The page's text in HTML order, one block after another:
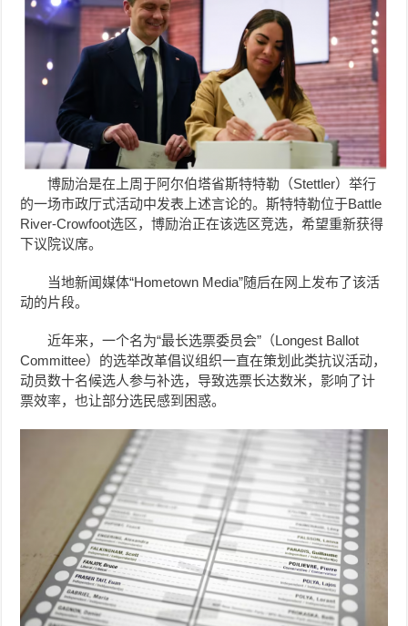
博励治是在上周于阿尔伯塔省斯特特勒（Stettler）举行
的一场市政厅式活动中发表上述言论的。斯特特勒位于Battle
River-Crowfoot选区，博励治正在该选区竞选，希望重新获得
下议院议席。
当地新闻媒体“Hometown Media”随后在网上发布了该活
动的片段。
近年来，一个名为“最长选票委员会”（Longest Ballot
Committee）的选举改革倡议组织一直在策划此类抗议活动，
动员数十名候选人参与补选，导致选票长达数米，影响了计
票效率，也让部分选民感到困惑。